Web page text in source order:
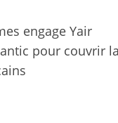
engage Yair
pour couvrir